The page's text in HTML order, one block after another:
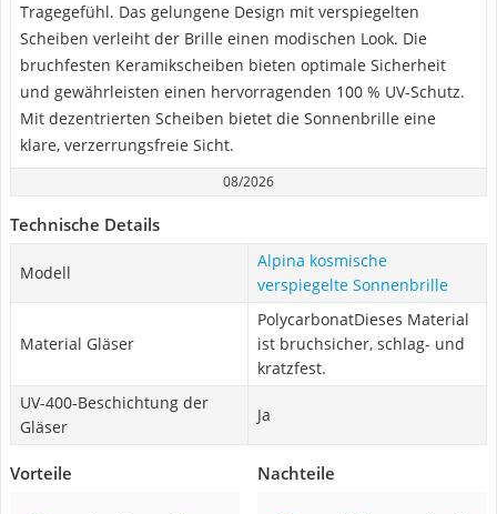
Tragegefühl. Das gelungene Design mit verspiegelten
Scheiben verleiht der Brille einen modischen Look. Die
bruchfesten Keramikscheiben bieten optimale Sicherheit
und gewährleisten einen hervorragenden 100 % UV-Schutz.
Mit dezentrierten Scheiben bietet die Sonnenbrille eine
klare, verzerrungsfreie Sicht.
08/2026
Technische Details
Modell
Alpina kosmische
verspiegelte Sonnenbrille
Material Gläser
PolycarbonatDieses Material
ist bruchsicher, schlag- und
kratzfest.
UV-400-Beschichtung der
Gläser
Ja
Vorteile Nachteile